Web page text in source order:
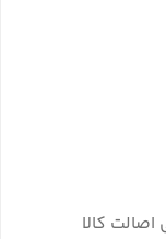
اصالت کالا